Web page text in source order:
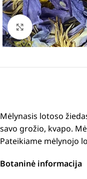
Padidinti
Mėlynasis lotoso
savo grožio, kvapo.
Pateikiame mėlynojo
Botaninė informacija